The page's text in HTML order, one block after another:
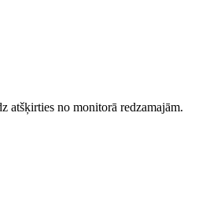
atšķirties no monitorā redzamajām.